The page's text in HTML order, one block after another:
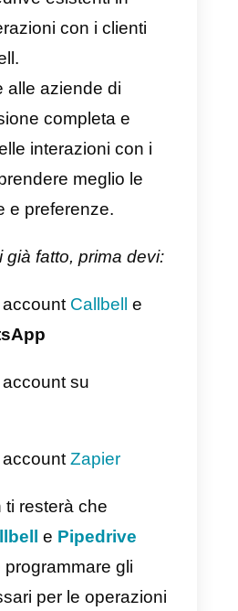
creazione di un nuovo
in un elenco o la
di un nuovo
attivato uno “
eseguire una
la creazione di un
in un CRM).
risparmiare
l’integrazione ufficiale
in Zapier
WhatsApp con